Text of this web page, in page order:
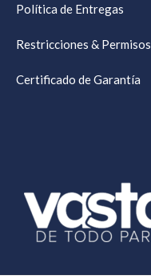
Política de Entregas
Restricciones & Permisos
Certificado de Garantía